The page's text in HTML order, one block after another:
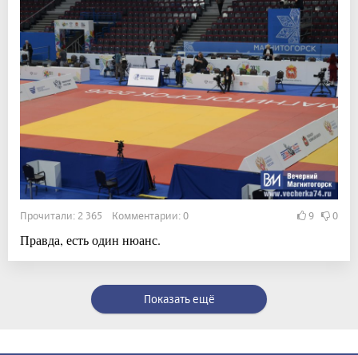
Прочитали: 2 365 Комментарии: 0 9 0
Правда, есть один нюанс.
Показать ещё